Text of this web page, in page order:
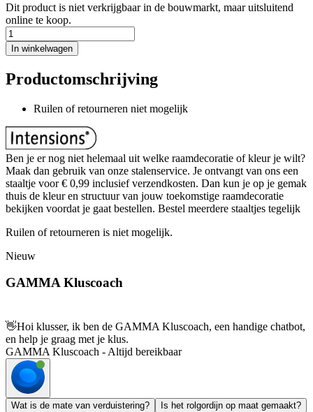
Dit product is niet verkrijgbaar in de bouwmarkt, maar uitsluitend
online te koop.
In winkelwagen
Productomschrijving
Ruilen of retourneren niet mogelijk
Ben je er nog niet helemaal uit welke raamdecoratie of kleur je wilt?
Maak dan gebruik van onze stalenservice. Je ontvangt van ons een
staaltje voor € 0,99 inclusief verzendkosten. Dan kun je op je gemak
thuis de kleur en structuur van jouw toekomstige raamdecoratie
bekijken voordat je gaat bestellen. Bestel meerdere staaltjes tegelijk
Ruilen of retourneren is niet mogelijk.
Nieuw
GAMMA Kluscoach
👋Hoi klusser, ik ben de GAMMA Kluscoach, een handige chatbot,
en help je graag met je klus.
GAMMA Kluscoach - Altijd bereikbaar
Wat is de mate van verduistering?
Is het rolgordijn op maat gemaakt?